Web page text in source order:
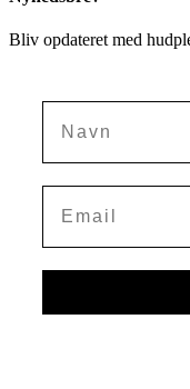
Bliv opdateret med